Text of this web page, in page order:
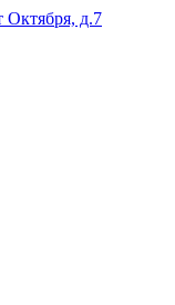
Октября, д.7